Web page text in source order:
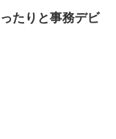
たりと事務デビ